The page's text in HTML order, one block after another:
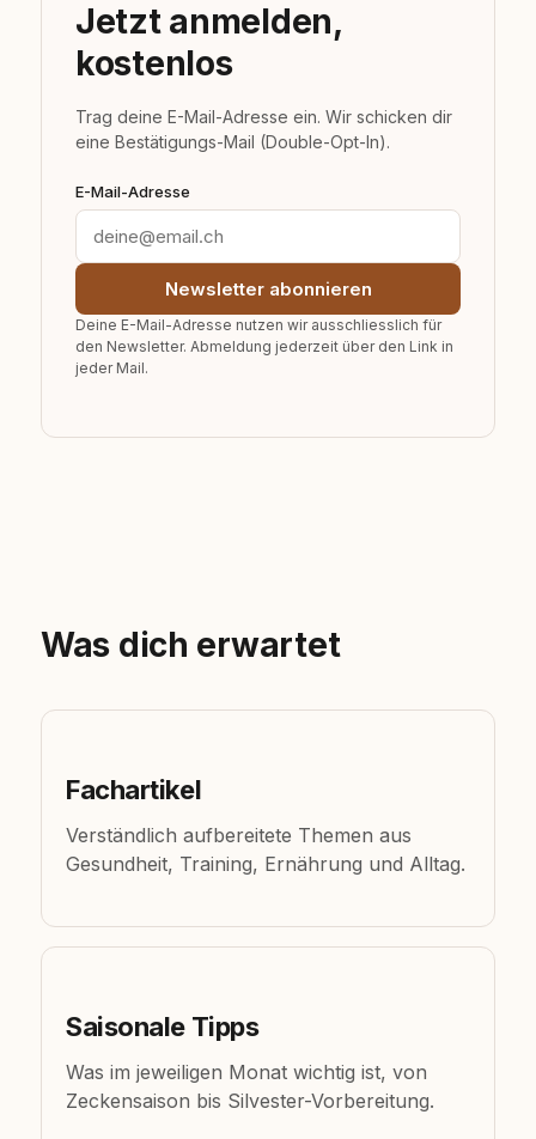
Jetzt anmelden,
kostenlos
Trag deine E-Mail-Adresse ein. Wir schicken dir
eine Bestätigungs-Mail (Double-Opt-In).
E-Mail-Adresse
Newsletter abonnieren
Deine E-Mail-Adresse nutzen wir ausschliesslich für
den Newsletter. Abmeldung jederzeit über den Link in
jeder Mail.
Was dich erwartet
Fachartikel
Verständlich aufbereitete Themen aus
Gesundheit, Training, Ernährung und Alltag.
Saisonale Tipps
Was im jeweiligen Monat wichtig ist, von
Zeckensaison bis Silvester-Vorbereitung.